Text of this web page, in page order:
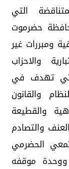
التي
حضرموت
ومبررات غير
والاحزاب
تهدف في
والقانون
والقطيعة
والتصادم
الحضرمي
ووحدة موقفه